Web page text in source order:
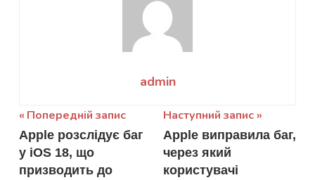
admin
Навігація
записів
Попередній запис
Apple розслідує баг
у iOS 18, що
призводить до
Наступний запис
Apple виправила баг,
через який
користувачі